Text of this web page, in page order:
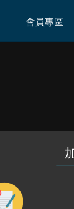
會員專區